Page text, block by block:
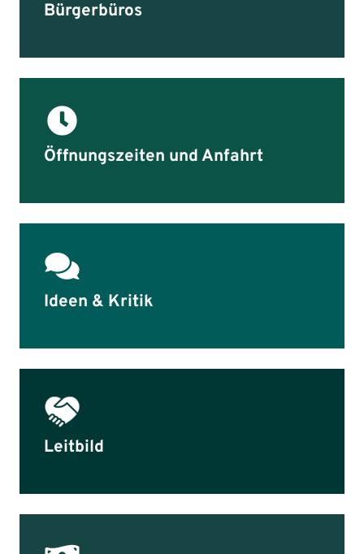
Bürgerbüros
Öffnungszeiten und Anfahrt
Ideen & Kritik
Leitbild